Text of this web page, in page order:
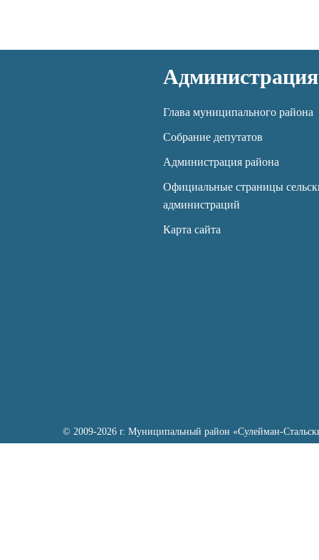
Администрация
Глава муниципального района
Собрание депутатов
Администрация района
Официальные страницы
администраций
Карта сайта
© 2009-2026 г. Муниципальный район «Сулейман-